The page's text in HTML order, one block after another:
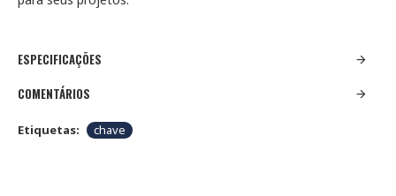
ESPECIFICAÇÕES
COMENTÁRIOS
Etiquetas: chave